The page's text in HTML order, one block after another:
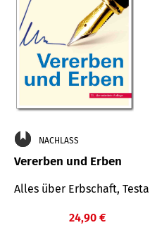
NACHLASS
Vererben und Erben
Alles über Erbschaft,
24,90 €